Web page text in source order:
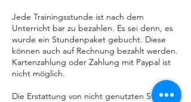
Jede Trainingsstunde ist nach dem
Unterricht bar zu bezahlen. Es sei denn, es
wurde ein Stundenpaket gebucht. Diese
können auch auf Rechnung bezahlt werden.
Kartenzahlung oder Zahlung mit Paypal ist
nicht möglich.
Die Erstattung von nicht genutzten Stunden